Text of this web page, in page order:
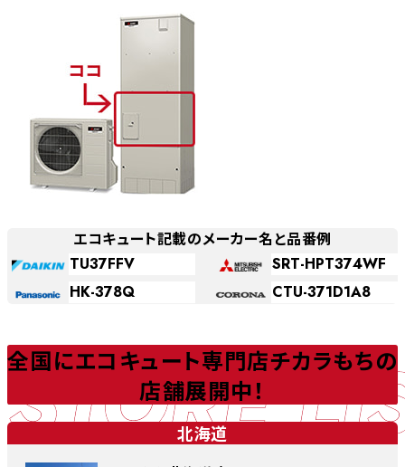
エコキュート記載のメーカー名と品番例
TU37FFV
SRT-HPT374WF
HK-378Q
CTU-371D1A8
STORE
全国にエコキュート専門店チカラもちの
店舗展開中！
北海道